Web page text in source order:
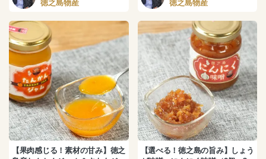
徳之島物産 徳之島物産
【果肉感じる！素材の甘み】徳之
【選べる！徳之島の旨み】しょう